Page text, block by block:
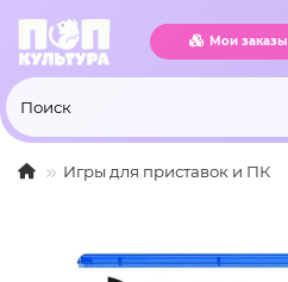
Мои заказы
Игры для приставок и ПК